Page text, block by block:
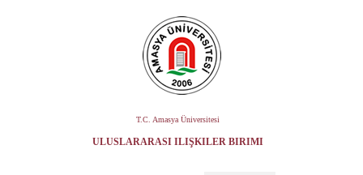
T.C. Amasya Üniversitesi
ULUSLARARASI İLIŞKILER BIRIMI